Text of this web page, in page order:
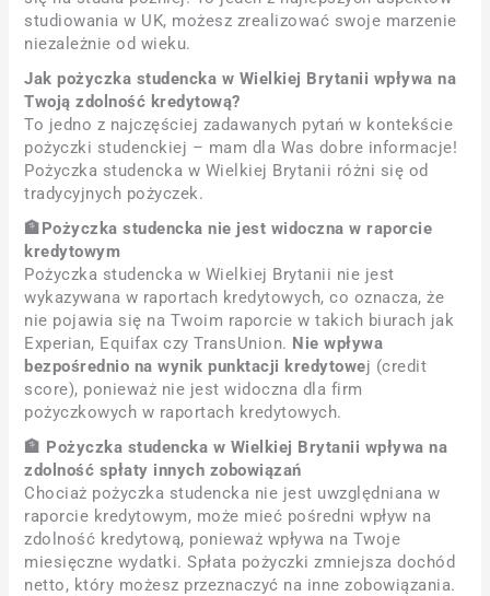
studiowania w UK, możesz zrealizować swoje marzenie
niezależnie od wieku.
Jak pożyczka studencka w Wielkiej Brytanii wpływa na
Twoją zdolność kredytową?
To jedno z najczęściej zadawanych pytań w kontekście
pożyczki studenckiej – mam dla Was dobre informacje!
Pożyczka studencka w Wielkiej Brytanii różni się od
tradycyjnych pożyczek.
🏦Pożyczka studencka nie jest widoczna w raporcie
kredytowym
Pożyczka studencka w Wielkiej Brytanii nie jest
wykazywana w raportach kredytowych, co oznacza, że
nie pojawia się na Twoim raporcie w takich biurach jak
Experian, Equifax czy TransUnion. Nie wpływa
bezpośrednio na wynik punktacji kredytowej (credit
score), ponieważ nie jest widoczna dla firm
pożyczkowych w raportach kredytowych.
🏦 Pożyczka studencka w Wielkiej Brytanii wpływa na
zdolność spłaty innych zobowiązań
Chociaż pożyczka studencka nie jest uwzględniana w
raporcie kredytowym, może mieć pośredni wpływ na
zdolność kredytową, ponieważ wpływa na Twoje
miesięczne wydatki. Spłata pożyczki zmniejsza dochód
netto, który możesz przeznaczyć na inne zobowiązania.